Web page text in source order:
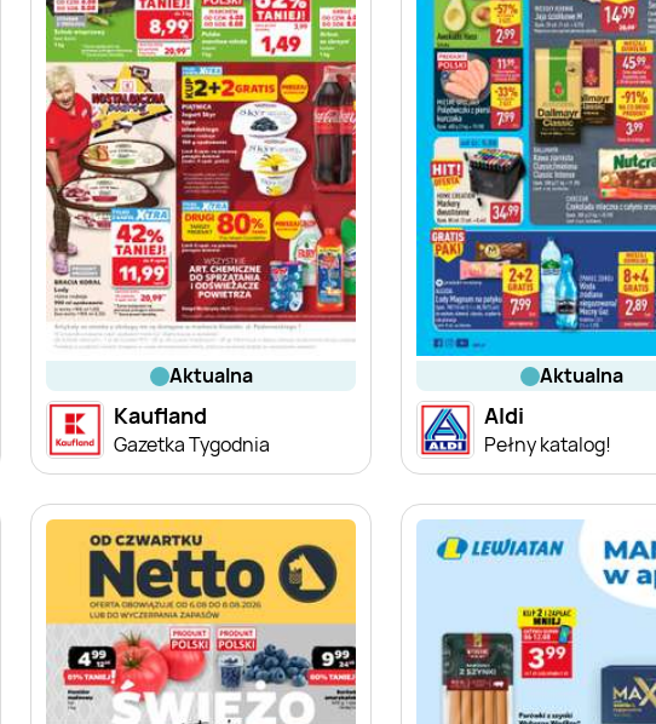
aktualna
Kaufland
Gazetka Tygodnia
aktualna
Aldi
Pełny katalog!